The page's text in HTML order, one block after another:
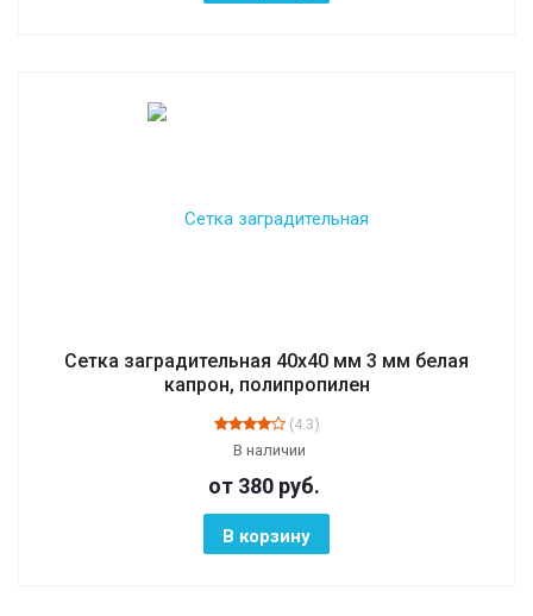
Сетка заградительная 40х40 мм 3 мм белая
капрон, полипропилен
(4.3)
В наличии
от 380 руб.
В корзину